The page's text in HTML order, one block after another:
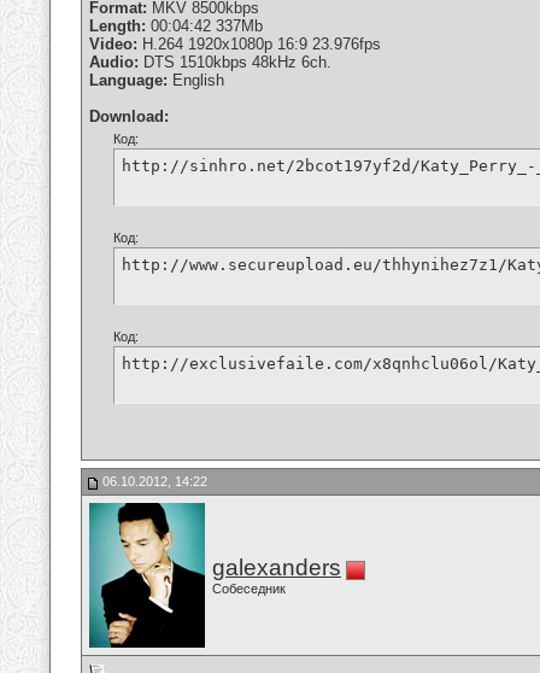
Format: MKV 8500kbps
Length: 00:04:42 337Mb
Video: H.264 1920x1080p 16:9 23.976fps
Audio: DTS 1510kbps 48kHz 6ch.
Language: English
Download:
Код:
http://sinhro.net/2bcot197yf2d/Katy_Perry_-
Код:
http://www.secureupload.eu/thhynihez7z1/
Код:
http://exclusivefaile.com/x8qnhclu06ol/
06.10.2012, 14:22
galexanders
Собеседник